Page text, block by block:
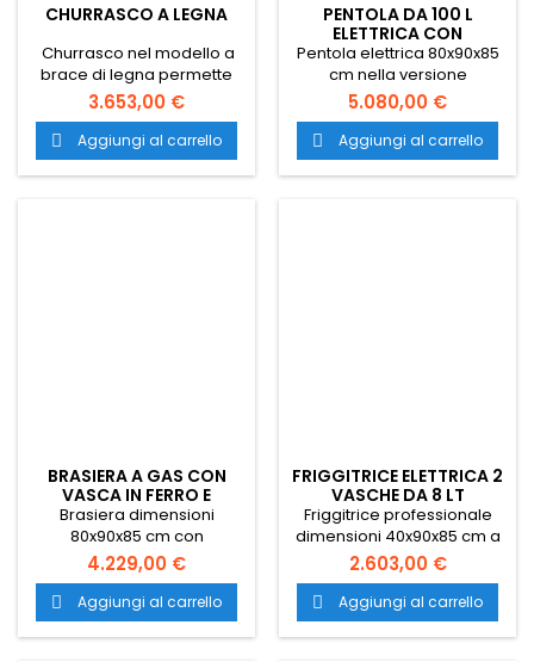
CHURRASCO A LEGNA
Churrasco nel modello a
brace di legna permette
una cottura pulita e priva di
grassi. Trasporto gratuito in
tutta l'Italia.
3.653,00 €
 Aggiungi al carrello
PENTOLA DA 100 L
ELETTRICA CON
RISCALDAMENTO
INDIRETTO
Pentola elettrica 80x90x85
cm nella versione
monoblocco con capacità
100 L e riscaldamento
indiretto. Piano di lavoro in
acciaio inox Trasporto
gratuito in tutta Italia.
5.080,00 €
 Aggiungi al carrello
BRASIERA A GAS CON
VASCA IN FERRO E
CAPIENZA 80 LT
Brasiera dimensioni
80x90x85 cm con
riscaldamento a gas nella
versione monoblocco con
vasca in ferro e
ribaltamento manuale.
Piano di lavoro in acciaio
4.229,00 €
 Aggiungi al carrello
FRIGGITRICE ELETTRICA 2
VASCHE DA 8 LT
Friggitrice professionale
dimensioni 40x90x85 cm a
due vasche con capacità
di 8 Lt ognuna nella
versione monoblocco con
riscaldamento elettrico.
Piano di lavoro in acciaio
2.603,00 €
 Aggiungi al carrello